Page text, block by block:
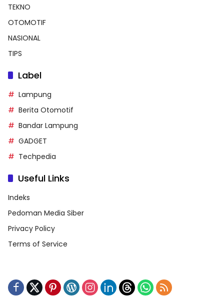
TEKNO
OTOMOTIF
NASIONAL
TIPS
Label
Lampung
Berita Otomotif
Bandar Lampung
GADGET
Techpedia
Useful Links
Indeks
Pedoman Media Siber
Privacy Policy
Terms of Service